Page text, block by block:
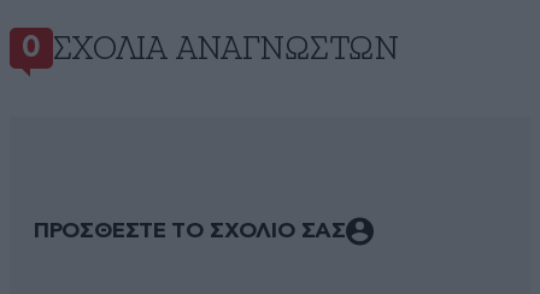
0 ΣΧΌΛΙΑ ΑΝΑΓΝΩΣΤΏΝ
ΠΡΟΣΘΕΣΤΕ ΤΟ ΣΧΟΛΙΟ ΣΑΣ